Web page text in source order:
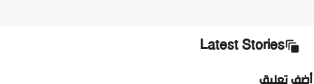
Latest Stories